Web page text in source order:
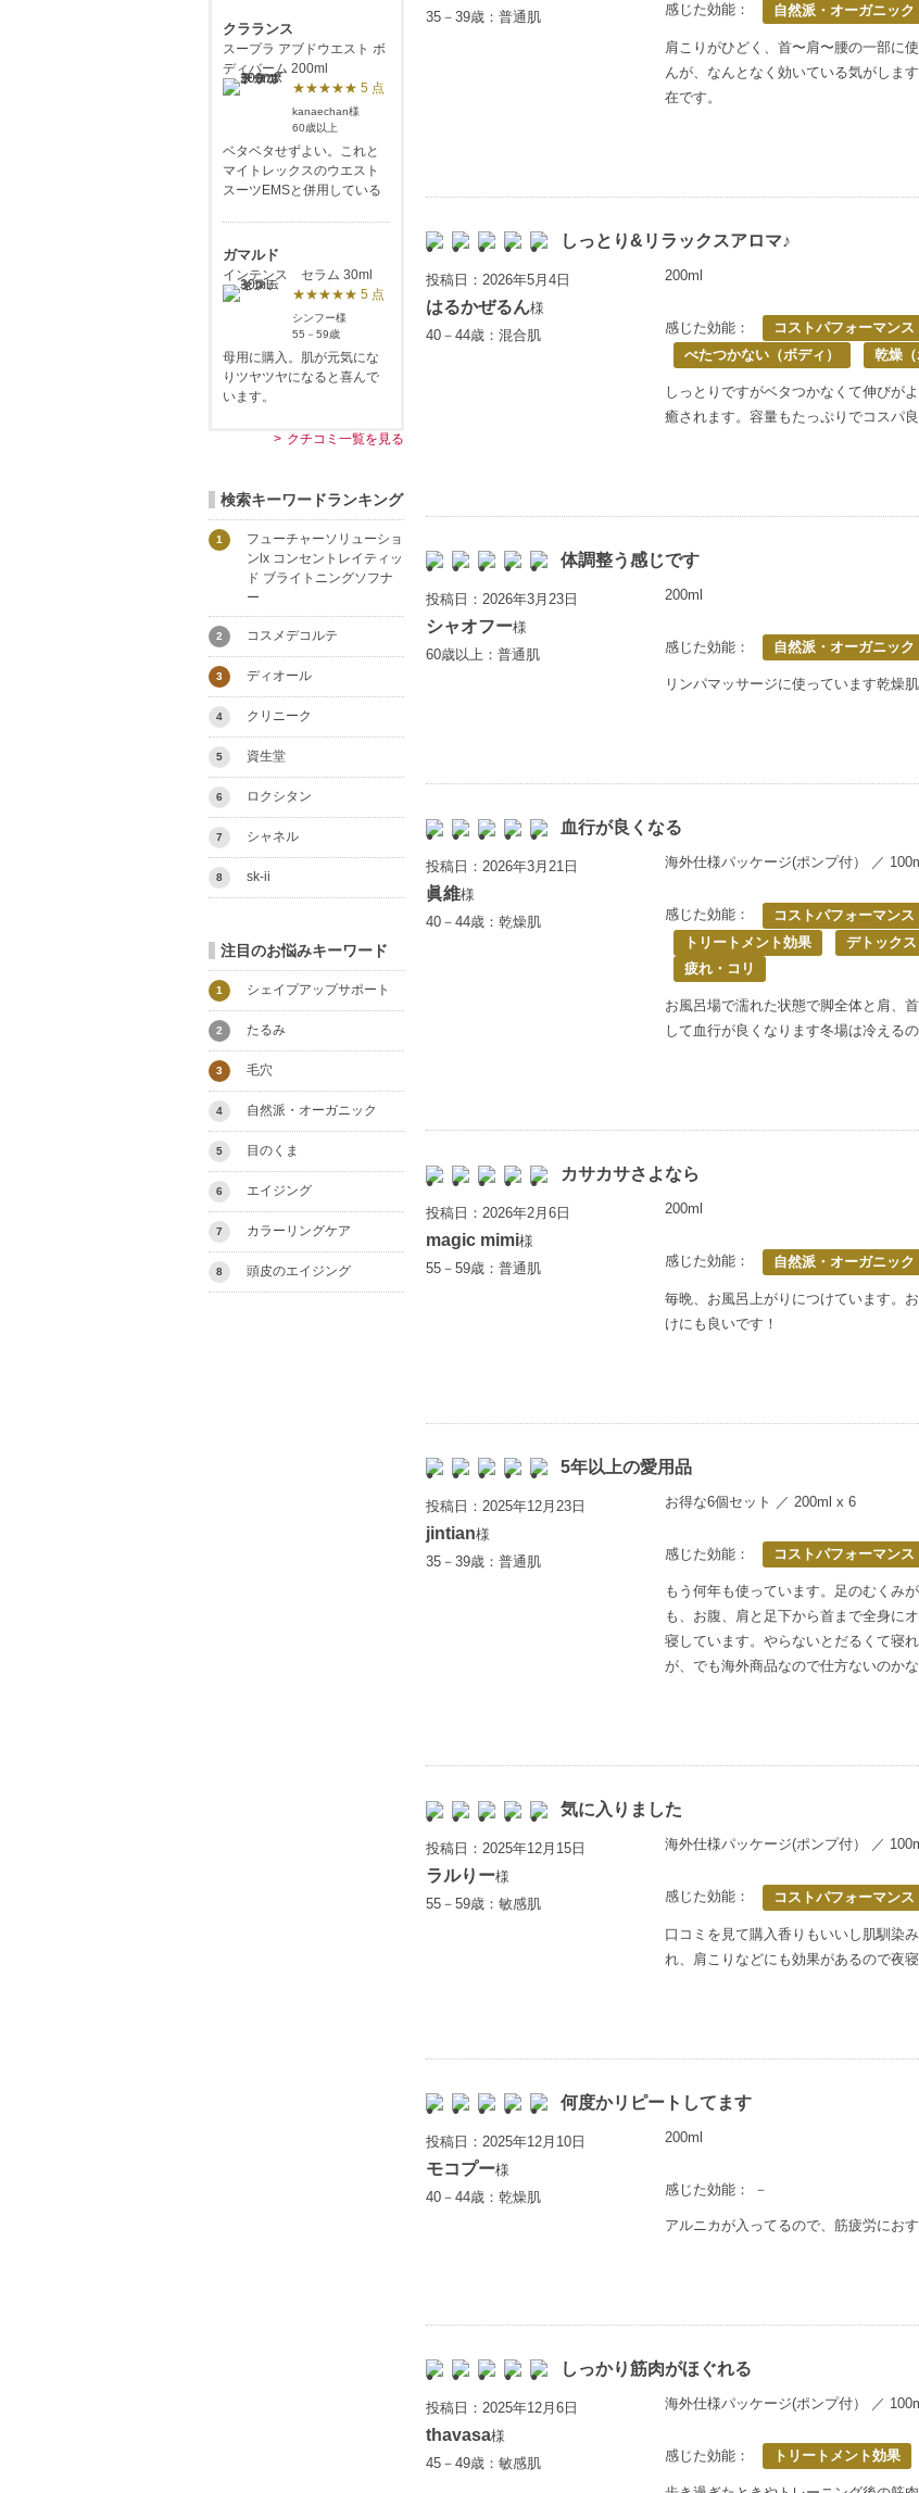
35－39歳：普通肌
感じた効能： 自然派・オーガニック
肩こりがひどく、首〜肩〜腰の一部に
んが、なんとなく効いている気がしま
在です。
しっとり&リラックスアロマ♪
投稿日：2026年5月4日
はるかぜるん様
40－44歳：混合肌
200ml
感じた効能： コストパフォーマンス
べたつかない（ボディ）
乾燥（
しっとりですがベタつかなくて伸びが
癒されます。容量もたっぷりでコスパ良
体調整う感じです
投稿日：2026年3月23日
シャオフー様
60歳以上：普通肌
200ml
感じた効能： 自然派・オーガニック
リンパマッサージに使っています乾燥
血行が良くなる
投稿日：2026年3月21日
眞維様
40－44歳：乾燥肌
海外仕様パッケージ(ポンプ付） ／
感じた効能： コストパフォーマンス
トリートメント効果
デトック
疲れ・コリ
お風呂場で濡れた状態で脚全体と肩、
して血行が良くなります冬場は冷える
カサカサさよなら
投稿日：2026年2月6日
magic mimi様
55－59歳：普通肌
200ml
感じた効能： 自然派・オーガニック
毎晩、お風呂上がりにつけています。
けにも良いです！
5年以上の愛用品
投稿日：2025年12月23日
jintian様
35－39歳：普通肌
お得な6個セット ／ 200ml x 6
感じた効能： コストパフォーマンス
もう何年も使っています。足のむくみ
も、お腹、肩と足下から首まで全身に
寝しています。やらないとだるくて寝
が、でも海外商品なので仕方ないのかな
気に入りました
投稿日：2025年12月15日
ラルりー様
55－59歳：敏感肌
海外仕様パッケージ(ポンプ付） ／
感じた効能： コストパフォーマンス
口コミを見て購入香りもいいし肌馴染
れ、肩こりなどにも効果があるので夜
何度かリピートしてます
投稿日：2025年12月10日
モコプー様
40－44歳：乾燥肌
200ml
感じた効能： －
アルニカが入ってるので、筋疲労にお
しっかり筋肉がほぐれる
投稿日：2025年12月6日
thavasa様
45－49歳：敏感肌
海外仕様パッケージ(ポンプ付） ／
感じた効能： トリートメント効果
クラランス
スープラ アブドウエスト ボ
ディバーム 200ml
★★★★★ 5 点
kanaechan様
60歳以上
ベタベタせずよい。これと
マイトレックスのウエスト
スーツEMSと併用している
ガマルド
インテンス セラム 30ml
★★★★★ 5 点
シンフー様
55－59歳
母用に購入。肌が元気にな
りツヤツヤになると喜んで
います。
クチコミ一覧を見る
検索キーワードランキング
1
フューチャーソリューショ
ンlx コンセントレイティッ
ド ブライトニングソフナ
ー
2 コスメデコルテ
3 ディオール
4 クリニーク
5 資生堂
6 ロクシタン
7 シャネル
8 sk-ii
注目のお悩みキーワード
1 シェイプアップサポート
2 たるみ
3 毛穴
4 自然派・オーガニック
5 目のくま
6 エイジング
7 カラーリングケア
8 頭皮のエイジング